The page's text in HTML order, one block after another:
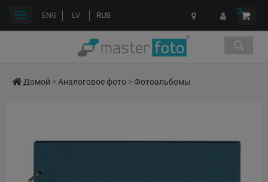
ENG LV RUS 0
Переключить
Домой >Аналоговое фото >Фотоальбомы